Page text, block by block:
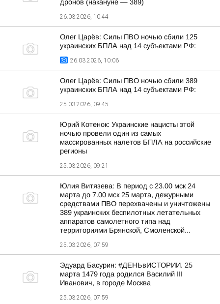
дронов (накануне — 389)
26.03.2026, 10:44
Олег Царёв: Силы ПВО ночью сбили 125
украинских БПЛА над 14 субъектами РФ:
26.03.2026, 10:06
Олег Царёв: Силы ПВО ночью сбили 389
украинских БПЛА над 14 субъектами РФ:
25.03.2026, 09:45
Юрий Котенок: Украинские нацисты этой
ночью провели один из самых
массированных налетов БПЛА на российские
регионы
25.03.2026, 09:21
Юлия Витязева: В период с 23.00 мск 24
марта до 7.00 мск 25 марта, дежурными
средствами ПВО перехвачены и уничтожены
389 украинских беспилотных летательных
аппаратов самолетного типа над
территориями Брянской, Смоленской...
25.03.2026, 07:59
Эдуард Басурин: #ДЕНЬвИСТОРИИ. 25
марта 1479 года родился Василий III
Иванович, в городе Москва
25.03.2026, 07:59